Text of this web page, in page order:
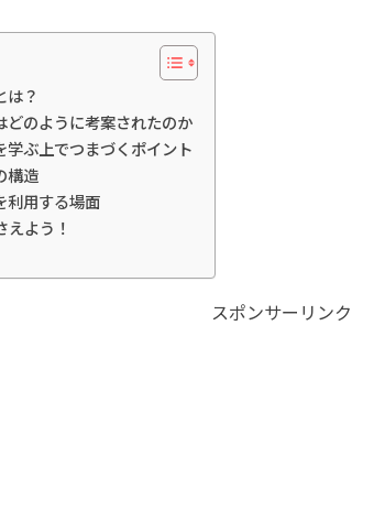
は？
どのように考案されたのか
学ぶ上でつまづくポイント
構造
利用する場面
えよう！
スポンサーリンク